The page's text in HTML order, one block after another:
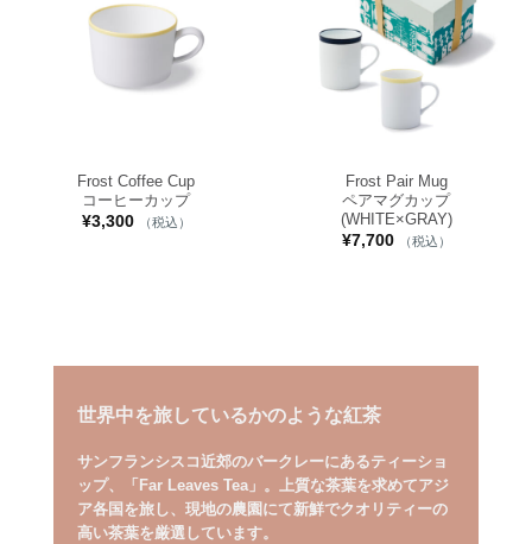
Frost Coffee Cup
コーヒーカップ
¥3,300 （税込）
Frost Pair Mug
ペアマグカップ
(WHITE×GRAY)
¥7,700 （税込）
世界中を旅しているかのような紅茶
サンフランシスコ近郊のバークレーにあるティーショ
ップ、「Far Leaves Tea」。上質な茶葉を求めてアジ
ア各国を旅し、現地の農園にて新鮮でクオリティーの
高い茶葉を厳選しています。